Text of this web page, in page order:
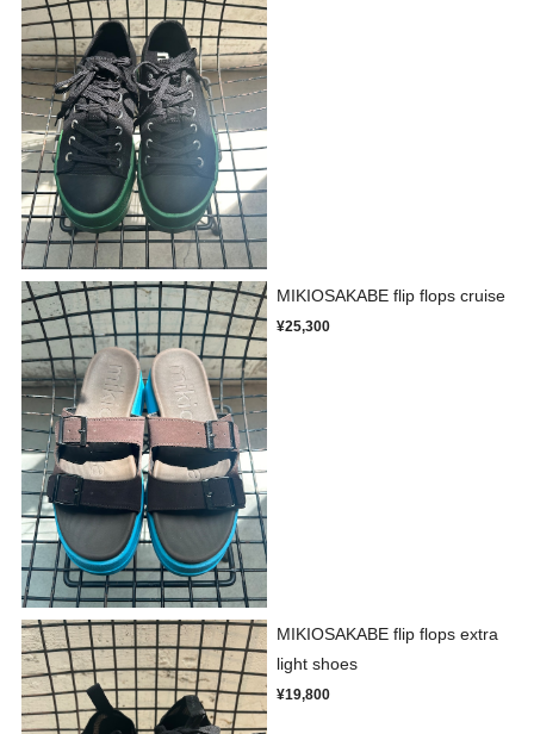
MIKIOSAKABE flip flops cruise
¥25,300
MIKIOSAKABE flip flops extra
light shoes
¥19,800